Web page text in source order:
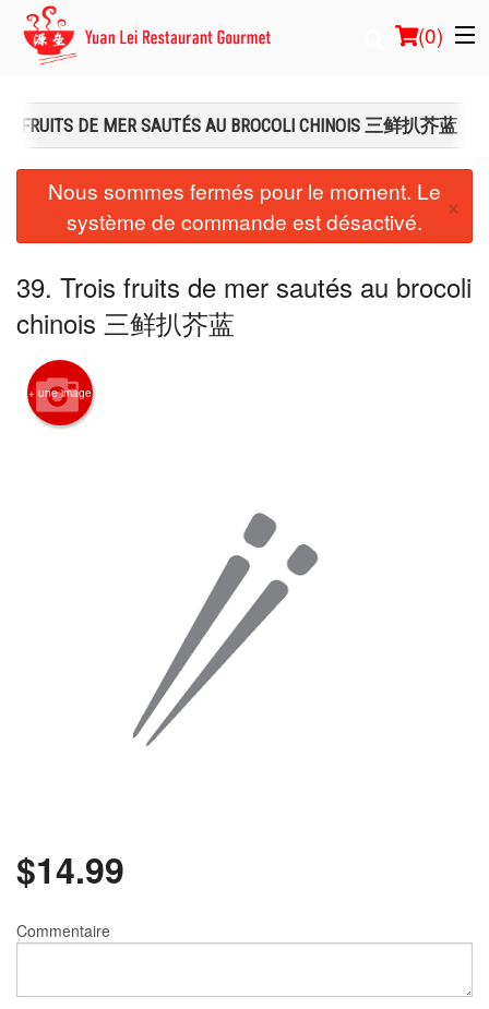
(0)
Commander en ligne
Emplacement
Connection
Inscription
Panier (0)
FRUITS DE MER SAUTÉS AU BROCOLI CHINOIS 三鲜扒芥蓝
Nous sommes fermés pour le moment. Le
système de commande est désactivé.
×
39. Trois fruits de mer sautés au brocoli
chinois 三鲜扒芥蓝
+ une image
$14.99
Commentaire